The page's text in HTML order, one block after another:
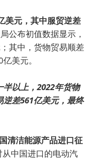
美元，其中服贸逆差
公布初值数据显示，
其中，货物贸易顺差
美元。
半以上，2022年货物
逆差561亿美元，最终
清洁能源产品进口征
中国进口的电动汽